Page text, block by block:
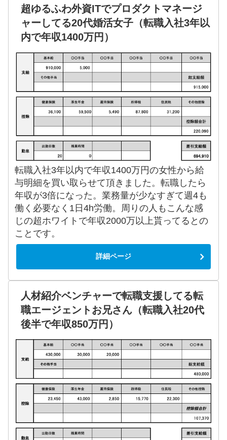
超ゆるふわ外資ITでプロダクトマネージ
ャーしてる20代婚活女子（転職入社3年以
内で年収1400万円）
転職入社3年以内で年収1400万円の女性から給
与明細を買い取らせて頂きました。転職したら
年収が3倍になった。業務量が少なすぎて週4も
働く必要なく1日4h労働。周りの人もこんな感
じの超ホワイトで年収2000万以上貰ってるとの
ことです。
詳細ページ
人材紹介ベンチャーで転職支援してる転
職エージェントお兄さん（転職入社20代
後半で年収850万円）